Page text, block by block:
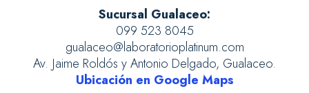
Sucursal Gualaceo:
099 523 8045
gualaceo@laboratorioplatinum.com
Av. Jaime Roldós y Antonio Delgado, Gualaceo.
Ubicación en Google Maps